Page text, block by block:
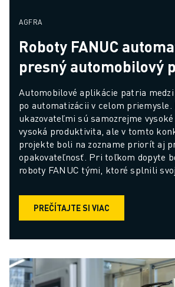
AGFRA
Roboty FANUC
presný automobilový
Automobilové aplikácie patria
po automatizácii v celom priemysle.
ukazovateľmi sú samozrejme
vysoká produktivita, ale v tomto
projekte boli na zozname priorít aj
opakovateľnosť. Pri toľkom dopyte
roboty FANUC tými, ktoré splnili
PREČÍTAJTE SI VIAC